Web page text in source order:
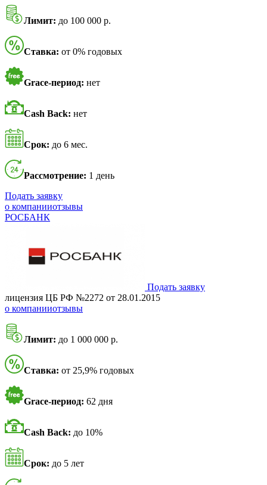
Лимит: до 100 000 р.
Ставка: от 0% годовых
Grace-период: нет
Cash Back: нет
Срок: до 6 мес.
Рассмотрение: 1 день
Подать заявку
о компанииотзывы
РОСБАНК
Подать заявку
лицензия ЦБ РФ №2272 от 28.01.2015
о компанииотзывы
Лимит: до 1 000 000 р.
Ставка: от 25,9% годовых
Grace-период: 62 дня
Cash Back: до 10%
Срок: до 5 лет